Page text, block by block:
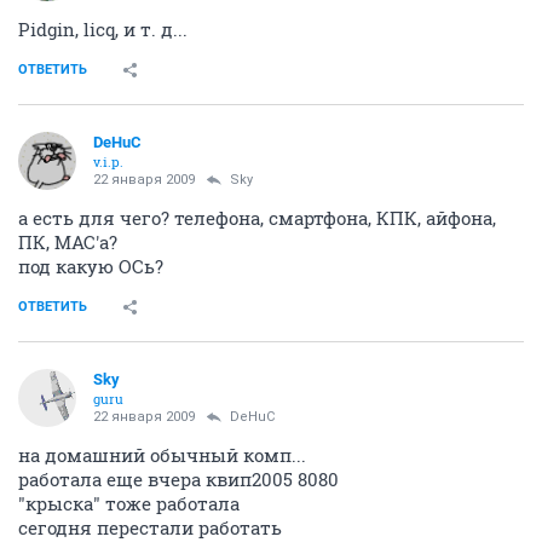
Pidgin, licq, и т. д...
ОТВЕТИТЬ
DeHuC
v.i.p.
22 января 2009 Sky
а есть для чего? телефона, смартфона, КПК, айфона,
ПК, MAC'а?
под какую ОСь?
ОТВЕТИТЬ
Sky
guru
22 января 2009 DeHuC
на домашний обычный комп...
работала еще вчера квип2005 8080
"крыска" тоже работала
сегодня перестали работать